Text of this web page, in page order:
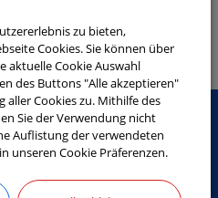
Bürgerservice
zu bieten,
Cookies. Sie können über
aktuelle Cookie Auswahl
des Buttons "Alle akzeptieren"
aller Cookies zu. Mithilfe des
Sie der Verwendung nicht
Auflistung der verwendeten
unseren Cookie Präferenzen.